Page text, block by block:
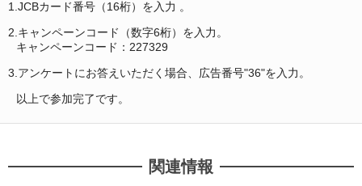
1.JCBカード番号（16桁）を入力 。
2.キャンペーンコード（数字6桁）を入力。
キャンペーンコード：227329
3.アンケートにお答えいただく場合、広告番号"36"を入力。
以上で参加完了です。
関連情報